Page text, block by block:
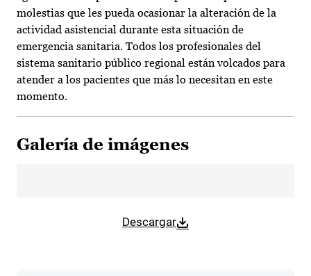
molestias que les pueda ocasionar la alteración de la
actividad asistencial durante esta situación de
emergencia sanitaria. Todos los profesionales del
sistema sanitario público regional están volcados para
atender a los pacientes que más lo necesitan en este
momento.
Galería de imágenes
Descargar